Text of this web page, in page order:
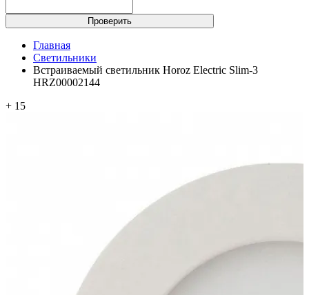
Проверить
Главная
Светильники
Встраиваемый светильник Horoz Electric Slim-3
HRZ00002144
+ 15